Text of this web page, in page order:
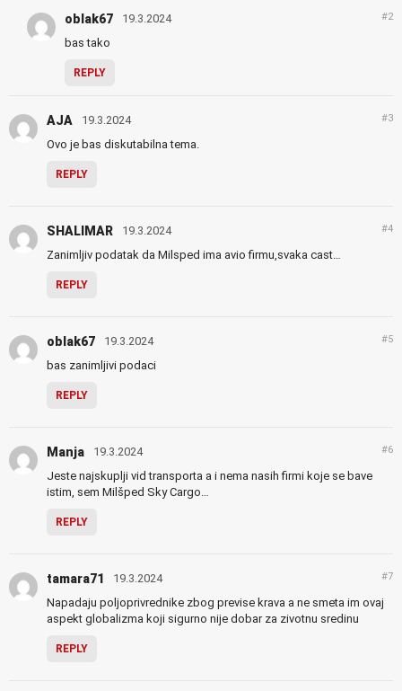
oblak67 19.3.2024 #2
bas tako
REPLY
AJA 19.3.2024 #3
Ovo je bas diskutabilna tema.
REPLY
SHALIMAR 19.3.2024 #4
Zanimljiv podatak da Milsped ima avio firmu,svaka cast…
REPLY
oblak67 19.3.2024 #5
bas zanimljivi podaci
REPLY
Manja 19.3.2024 #6
Jeste najskuplji vid transporta a i nema nasih firmi koje se bave
istim, sem Milšped Sky Cargo…
REPLY
tamara71 19.3.2024 #7
Napadaju poljoprivrednike zbog previse krava a ne smeta im ovaj
aspekt globalizma koji sigurno nije dobar za zivotnu sredinu
REPLY